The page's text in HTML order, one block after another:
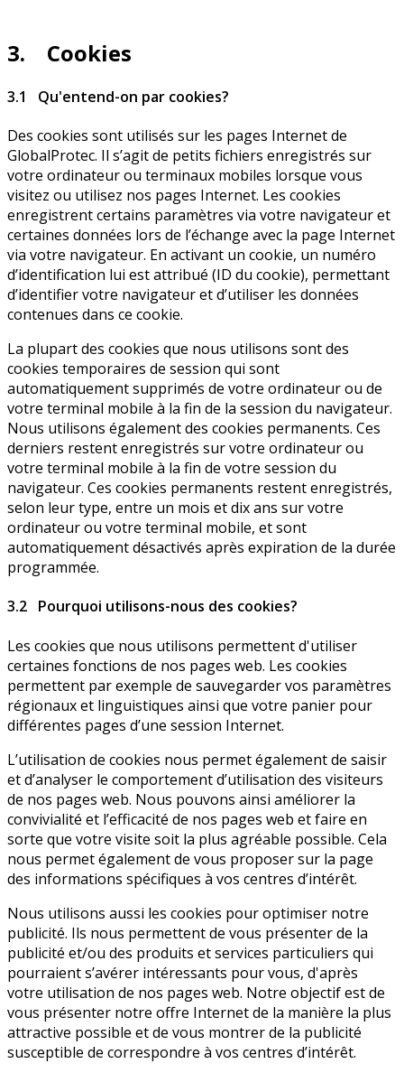
3. Cookies
3.1 Qu'entend-on par cookies?
Des cookies sont utilisés sur les pages Internet de
GlobalProtec. Il s’agit de petits fichiers enregistrés sur
votre ordinateur ou terminaux mobiles lorsque vous
visitez ou utilisez nos pages Internet. Les cookies
enregistrent certains paramètres via votre navigateur et
certaines données lors de l’échange avec la page Internet
via votre navigateur. En activant un cookie, un numéro
d’identification lui est attribué (ID du cookie), permettant
d’identifier votre navigateur et d’utiliser les données
contenues dans ce cookie.
La plupart des cookies que nous utilisons sont des
cookies temporaires de session qui sont
automatiquement supprimés de votre ordinateur ou de
votre terminal mobile à la fin de la session du navigateur.
Nous utilisons également des cookies permanents. Ces
derniers restent enregistrés sur votre ordinateur ou
votre terminal mobile à la fin de votre session du
navigateur. Ces cookies permanents restent enregistrés,
selon leur type, entre un mois et dix ans sur votre
ordinateur ou votre terminal mobile, et sont
automatiquement désactivés après expiration de la durée
programmée.
3.2 Pourquoi utilisons-nous des cookies?
Les cookies que nous utilisons permettent d'utiliser
certaines fonctions de nos pages web. Les cookies
permettent par exemple de sauvegarder vos paramètres
régionaux et linguistiques ainsi que votre panier pour
différentes pages d’une session Internet.
L’utilisation de cookies nous permet également de saisir
et d’analyser le comportement d’utilisation des visiteurs
de nos pages web. Nous pouvons ainsi améliorer la
convivialité et l’efficacité de nos pages web et faire en
sorte que votre visite soit la plus agréable possible. Cela
nous permet également de vous proposer sur la page
des informations spécifiques à vos centres d’intérêt.
Nous utilisons aussi les cookies pour optimiser notre
publicité. Ils nous permettent de vous présenter de la
publicité et/ou des produits et services particuliers qui
pourraient s’avérer intéressants pour vous, d'après
votre utilisation de nos pages web. Notre objectif est de
vous présenter notre offre Internet de la manière la plus
attractive possible et de vous montrer de la publicité
susceptible de correspondre à vos centres d’intérêt.